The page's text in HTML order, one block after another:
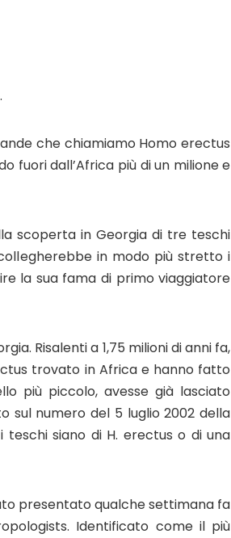
che chiamiamo Homo erectus
fuori dall’Africa più di un milione e
scoperta in Georgia di tre teschi
in modo più stretto i
la sua fama di primo viaggiatore
Risalenti a 1,75 milioni di anni fa,
trovato in Africa e hanno fatto
più piccolo, avesse già lasciato
sul numero del 5 luglio 2002 della
teschi siano di H. erectus o di una
presentato qualche settimana fa
Identificato come il più